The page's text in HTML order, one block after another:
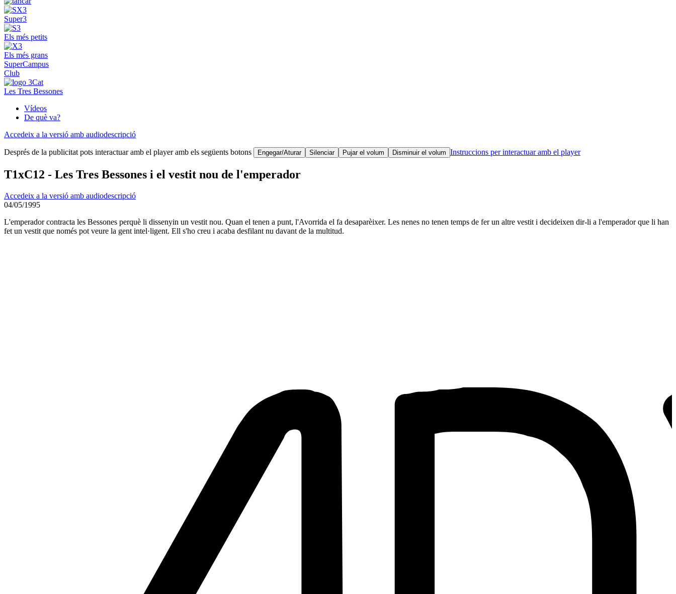
Super3
Els més petits
Els més grans
SuperCampus
Club
Les Tres Bessones
Vídeos
De què va?
Accedeix a la versió amb audiodescripció
Després de la publicitat pots interactuar amb el player amb els següents botons Engegar/Aturar Silenciar Pujar el volum Disminuir el volum Instruccions per interactuar amb el player
T1xC12 - Les Tres Bessones i el vestit nou de l'emperador
Accedeix a la versió amb audiodescripció
04/05/1995
L'emperador contracta les Bessones perquè li dissenyin un vestit nou. Quan el tenen a punt, l'Avorrida el fa desaparèixer. Les nenes no tenen temps de fer un altre vestit i decideixen dir-li a l'emperador que li han
fet un vestit que només pot veure la gent intel·ligent. Ell s'ho creu i acaba desfilant nu davant de la multitud.